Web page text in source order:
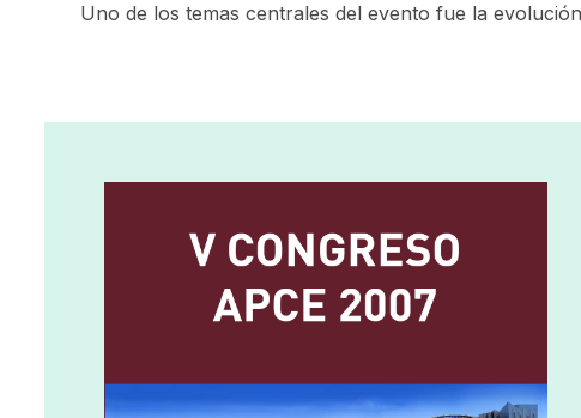
Uno de los temas centrales del evento fue la